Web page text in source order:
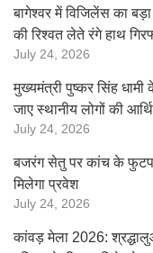
बागेश्वर में विजिलेंस का
की रिश्वत लेते रंगे हाथ
July 24, 2026
मुख्यमंत्री पुष्कर सिंह धामी
जाए स्थानीय लोगों की
July 24, 2026
बजरंग सेतु पर कांच के
मिलेगा प्रवेश
July 24, 2026
कांवड़ मेला 2026: